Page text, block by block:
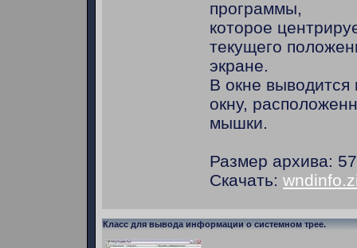
программы,
которое
текущего
экране.
В окне
окну,
мышки.
Размер архива:
Скачать:
Класс для вывода информации о системном трее.